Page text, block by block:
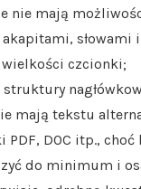
nie mają
słowami
czcionki;
mają tekstu
DOC itp.,
do minimum i